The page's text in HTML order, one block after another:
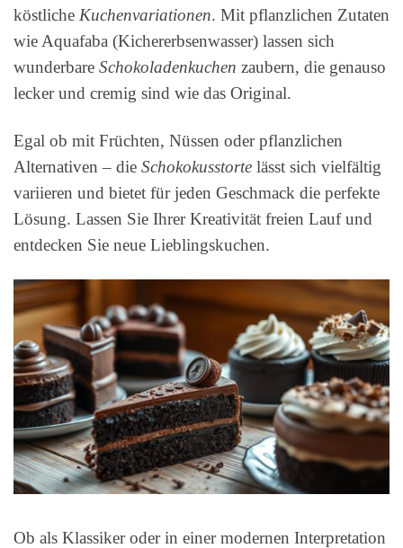
köstliche Kuchenvariationen. Mit pflanzlichen Zutaten
wie Aquafaba (Kichererbsenwasser) lassen sich
wunderbare Schokoladenkuchen zaubern, die genauso
lecker und cremig sind wie das Original.
Egal ob mit Früchten, Nüssen oder pflanzlichen
Alternativen – die Schokokusstorte lässt sich vielfältig
variieren und bietet für jeden Geschmack die perfekte
Lösung. Lassen Sie Ihrer Kreativität freien Lauf und
entdecken Sie neue Lieblingskuchen.
Ob als Klassiker oder in einer modernen Interpretation